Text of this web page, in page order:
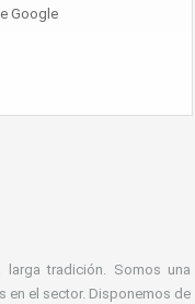
Google
larga tradición. Somos una
en el sector. Disponemos de